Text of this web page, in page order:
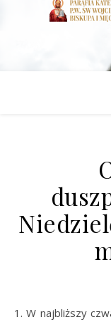
1. W najbliższy czwartek obchodzimy I Czwartek Miesiąca.